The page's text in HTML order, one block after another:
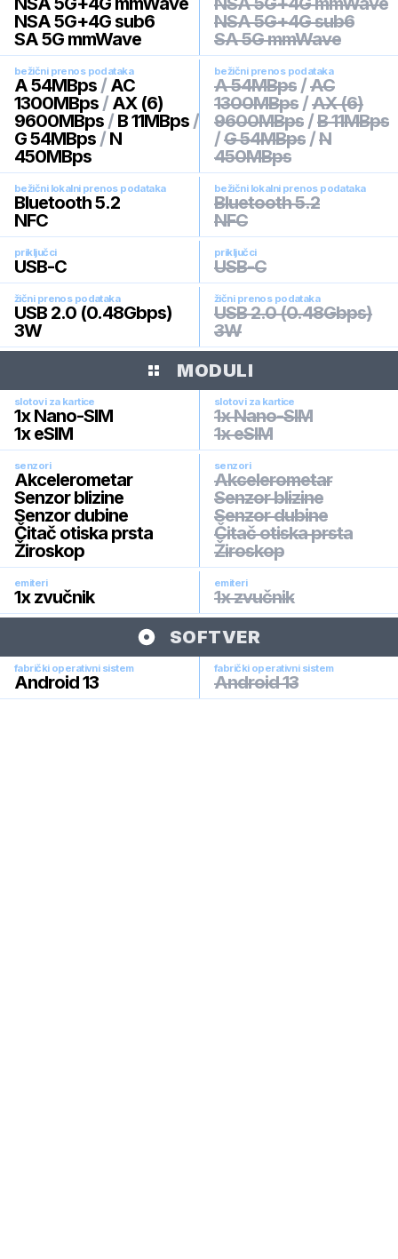
NSA 5G+4G sub6
SA 5G mmWave
NSA 5G+4G sub6
SA 5G mmWave
bežični prenos podataka
A 54MBps / AC
1300MBps / AX (6)
9600MBps / B 11MBps /
G 54MBps / N
450MBps
bežični prenos podataka
A 54MBps /AC
1300MBps /AX (6)
9600MBps /B 11MBps
/G 54MBps /N
450MBps
bežični lokalni prenos podataka
Bluetooth 5.2
NFC
bežični lokalni prenos podataka
Bluetooth 5.2
NFC
priključci
USB-C
priključci
USB-C
žični prenos podataka
USB 2.0 (0.48Gbps)
3W
žični prenos podataka
USB 2.0 (0.48Gbps)
3W
MODULI
slotovi za kartice
1x Nano-SIM
1x eSIM
slotovi za kartice
1x Nano-SIM
1x eSIM
senzori
Akcelerometar
Senzor blizine
Senzor dubine
Čitač otiska prsta
Žiroskop
senzori
Akcelerometar
Senzor blizine
Senzor dubine
Čitač otiska prsta
Žiroskop
emiteri
1x zvučnik
emiteri
1x zvučnik
SOFTVER
fabrički operativni sistem
Android 13
fabrički operativni sistem
Android 13